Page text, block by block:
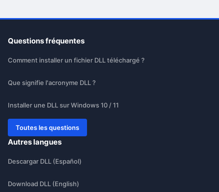
Questions fréquentes
Comment installer un fichier DLL téléchargé ?
Que signifie l'acronyme DLL ?
Installer une DLL sur Windows 10 / 11
Toutes les questions
Autres langues
Descargar DLL (Español)
Download DLL (English)